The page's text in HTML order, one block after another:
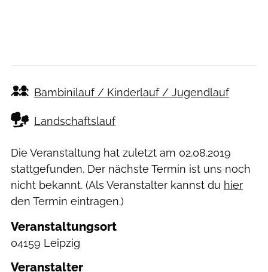
Bambinilauf / Kinderlauf / Jugendlauf
Landschaftslauf
Die Veranstaltung hat zuletzt am 02.08.2019
stattgefunden. Der nächste Termin ist uns noch
nicht bekannt. (Als Veranstalter kannst du hier
den Termin eintragen.)
Veranstaltungsort
04159 Leipzig
Veranstalter